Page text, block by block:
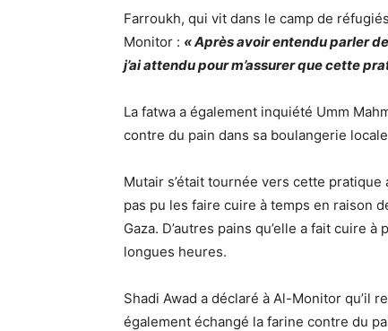
Farroukh, qui vit dans le camp de
Monitor : « Après avoir entendu parler
j’ai attendu pour m’assurer que cette
La fatwa a également inquiété Umm
contre du pain dans sa boulangerie
Mutair s’était tournée vers cette pratique
pas pu les faire cuire à temps en raison
Gaza. D’autres pains qu’elle a fait cuire
longues heures.
Shadi Awad a déclaré à Al-Monitor qu’il
également échangé la farine contre du